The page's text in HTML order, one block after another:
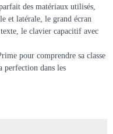
des matériaux utilisés,
et latérale, le grand écran
le clavier capacitif avec
pour comprendre sa classe
perfection dans les